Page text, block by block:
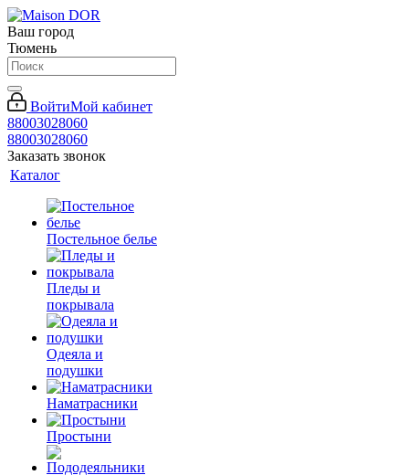
Ваш город
Тюмень
ВойтиМой кабинет
88003028060
88003028060
Заказать звонок
Каталог
Постельное белье
Пледы и
покрывала
Одеяла и
подушки
Наматрасники
Простыни